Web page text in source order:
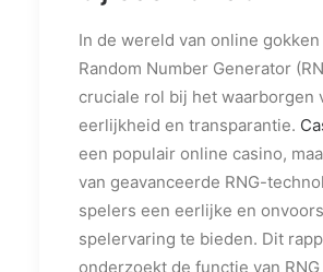
In de wereld van online
Random Number Generator
cruciale rol bij het waarborgen
eerlijkheid en transparantie.
een populair online casino,
van geavanceerde RNG-
spelers een eerlijke en
spelervaring te bieden. Dit
onderzoekt de functie van